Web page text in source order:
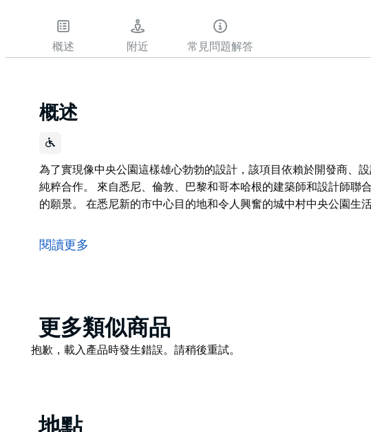
概述 附近 常見問題解答
概述
為了實現像中央公園這樣雄心勃勃的設計，該項目依賴於開發商、
純粹合作。 來自悉尼、倫敦、巴黎和哥本哈根的建築師和設計師聯
的願景。 在悉尼新的市中心目的地和令人興奮的城中村中央公園生活
純粹合作。
閱讀更多
Product
List
更多類似商品
Product
抱歉，載入產品時發生錯誤。請稍後重試。
地點